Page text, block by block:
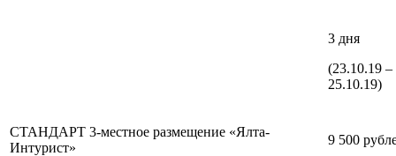
3 дня
(23.10.19 –
25.10.19)
СТАНДАРТ 3-местное размещение «Ялта-
Интурист»
9 500